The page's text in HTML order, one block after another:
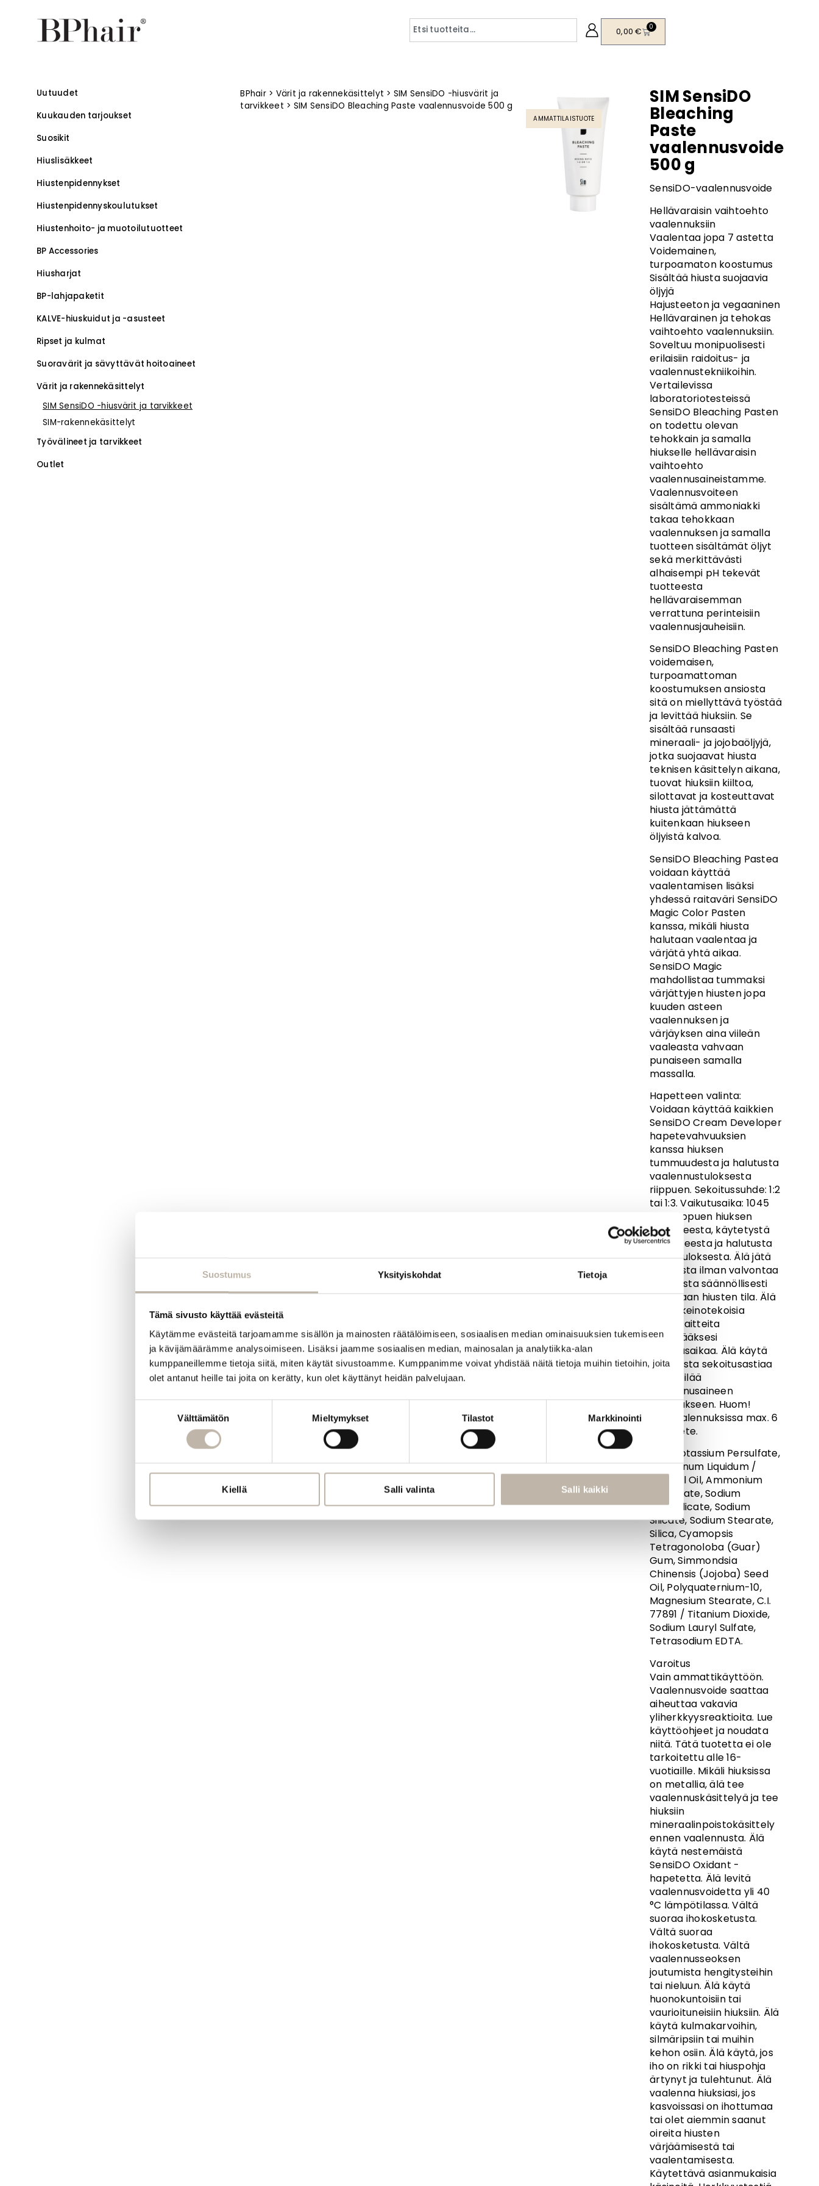
Suostumus Yksityiskohdat Tietoja
Tämä sivusto käyttää evästeitä
Käytämme evästeitä tarjoamamme sisällön ja mainosten räätälöimiseen, sosiaalisen median ominaisuuksien tukemiseen
ja kävijämäärämme analysoimiseen. Lisäksi jaamme sosiaalisen median, mainosalan ja analytiikka-alan
kumppaneillemme tietoja siitä, miten käytät sivustoamme. Kumppanimme voivat yhdistää näitä tietoja muihin tietoihin, joita
olet antanut heille tai joita on kerätty, kun olet käyttänyt heidän palvelujaan.
Välttämätön Mieltymykset Tilastot Markkinointi
Kiellä Salli valinta Salli kaikki
0,00€ 0
Uutuudet
Kuukauden tarjoukset
Suosikit
Hiuslisäkkeet
Hiustenpidennykset
Hiustenpidennys­koulutukset
–
Hiustenhoito- ja muotoilutuotteet
BP Accessories
Hiusharjat
BP-lahjapaketit
KALVE-hiuskuidut ja -asusteet
Ripset ja kulmat
Suoravärit ja sävyttävät hoitoaineet
Värit ja rakennekäsittelyt
SIM SensiDO -hiusvärit ja tarvikkeet
SIM-rakennekäsittelyt
Työvälineet ja tarvikkeet
Outlet
BPhair> Värit ja rakennekäsittelyt > SIM SensiDO -hiusvärit ja
tarvikkeet > SIM SensiDO Bleaching Paste vaalennusvoide 500 g
AMMATTILAISTUOTE
SIM SensiDO
Bleaching
Paste
vaalennusvoide
500 g
SensiDO-vaalennusvoide
Hellävaraisin vaihtoehto
vaalennuksiin
Vaalentaa jopa 7 astetta
Voidemainen,
turpoamaton koostumus
Sisältää hiusta suojaavia
öljyjä
Hajusteeton ja vegaaninen
Hellävarainen ja tehokas
vaihtoehto vaalennuksiin.
Soveltuu monipuolisesti
erilaisiin raidoitus- ja
vaalennustekniikoihin.
Vertailevissa
laboratoriotesteissä
SensiDO Bleaching Pasten
on todettu olevan
tehokkain ja samalla
hiukselle hellävaraisin
vaihtoehto
vaalennusaineistamme.
Vaalennusvoiteen
sisältämä ammoniakki
takaa tehokkaan
vaalennuksen ja samalla
tuotteen sisältämät öljyt
sekä merkittävästi
alhaisempi pH tekevät
tuotteesta
hellävaraisemman
verrattuna perinteisiin
vaalennusjauheisiin.
SensiDO Bleaching Pasten
voidemaisen,
turpoamattoman
koostumuksen ansiosta
sitä on miellyttävä työstää
ja levittää hiuksiin. Se
sisältää runsaasti
mineraali- ja jojobaöljyjä,
jotka suojaavat hiusta
teknisen käsittelyn aikana,
tuovat hiuksiin kiiltoa,
silottavat ja kosteuttavat
hiusta jättämättä
kuitenkaan hiukseen
öljyistä kalvoa.
SensiDO Bleaching Pastea
voidaan käyttää
vaalentamisen lisäksi
yhdessä raitaväri SensiDO
Magic Color Pasten
kanssa, mikäli hiusta
halutaan vaalentaa ja
värjätä yhtä aikaa.
SensiDO Magic
mahdollistaa tummaksi
värjättyjen hiusten jopa
kuuden asteen
vaalennuksen ja
värjäyksen aina viileän
vaaleasta vahvaan
punaiseen samalla
massalla.
Hapetteen valinta:
Voidaan käyttää kaikkien
SensiDO Cream Developer
hapetevahvuuksien
kanssa hiuksen
tummuudesta ja halutusta
vaalennustuloksesta
riippuen. Sekoitussuhde: 1:2
tai 1:3. Vaikutusaika: 1045
min. riippuen hiuksen
rakenteesta, käytetystä
hapetteesta ja halutusta
lopputuloksesta. Älä jätä
asiakasta ilman valvontaa
ja tarkista säännöllisesti
asiakkaan hiusten tila. Älä
käytä keinotekoisia
lämpölaitteita
lyhentääksesi
vaikutusaikaa. Älä käytä
metallista sekoitusastiaa
tai vispilää
vaalennusaineen
sekoitukseen. Huom!
Tyvivaalennuksissa max. 6
% hapete.
INCI: Potassium Persulfate,
Paraffinum Liquidum /
Mineral Oil, Ammonium
Persulfate, Sodium
Metasilicate, Sodium
Silicate, Sodium Stearate,
Silica, Cyamopsis
Tetragonoloba (Guar)
Gum, Simmondsia
Chinensis (Jojoba) Seed
Oil, Polyquaternium-10,
Magnesium Stearate, C.I.
77891 / Titanium Dioxide,
Sodium Lauryl Sulfate,
Tetrasodium EDTA.
Varoitus
Vain ammattikäyttöön.
Vaalennusvoide saattaa
aiheuttaa vakavia
yliherkkyysreaktioita. Lue
käyttöohjeet ja noudata
niitä. Tätä tuotetta ei ole
tarkoitettu alle 16-
vuotiaille. Mikäli hiuksissa
on metallia, älä tee
vaalennuskäsittelyä ja tee
hiuksiin
mineraalinpoistokäsittely
ennen vaalennusta. Älä
käytä nestemäistä
SensiDO Oxidant -
hapetetta. Älä levitä
vaalennusvoidetta yli 40
°C lämpötilassa. Vältä
suoraa ihokosketusta.
Vältä suoraa
ihokosketusta. Vältä
vaalennusseoksen
joutumista hengitysteihin
tai nieluun. Älä käytä
huonokuntoisiin tai
vaurioituneisiin hiuksiin. Älä
käytä kulmakarvoihin,
silmäripsiin tai muihin
kehon osiin. Älä käytä, jos
iho on rikki tai hiuspohja
ärtynyt ja tulehtunut. Älä
vaalenna hiuksiasi, jos
kasvoissasi on ihottumaa
tai olet aiemmin saanut
oireita hiusten
värjäämisestä tai
vaalentamisesta.
Käytettävä asianmukaisia